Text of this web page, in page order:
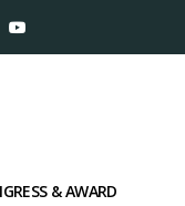
& AWARD